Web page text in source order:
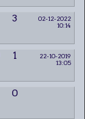
3
02-12-2022
10:14
1
22-10-2019
13:05
0